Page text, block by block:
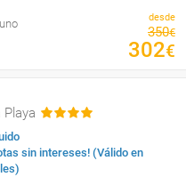
desde
350€
302€
sin intereses! (Válido en